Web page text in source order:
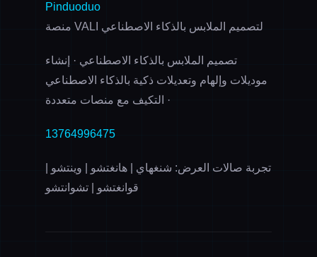
Pinduoduo
منصة VALI لتصميم الملابس بالذكاء الاصطناعي
تصميم الملابس بالذكاء الاصطناعي · إنشاء
موديلات وإلهام وتعديلات ذكية بالذكاء الاصطناعي
· التكيف مع منصات متعددة
13764996475
تجربة صالات العرض: شنغهاي | هانغتشو | وينتشو |
قوانغتشو | تشوانتشو